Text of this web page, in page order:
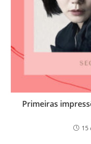
Primeiras
15